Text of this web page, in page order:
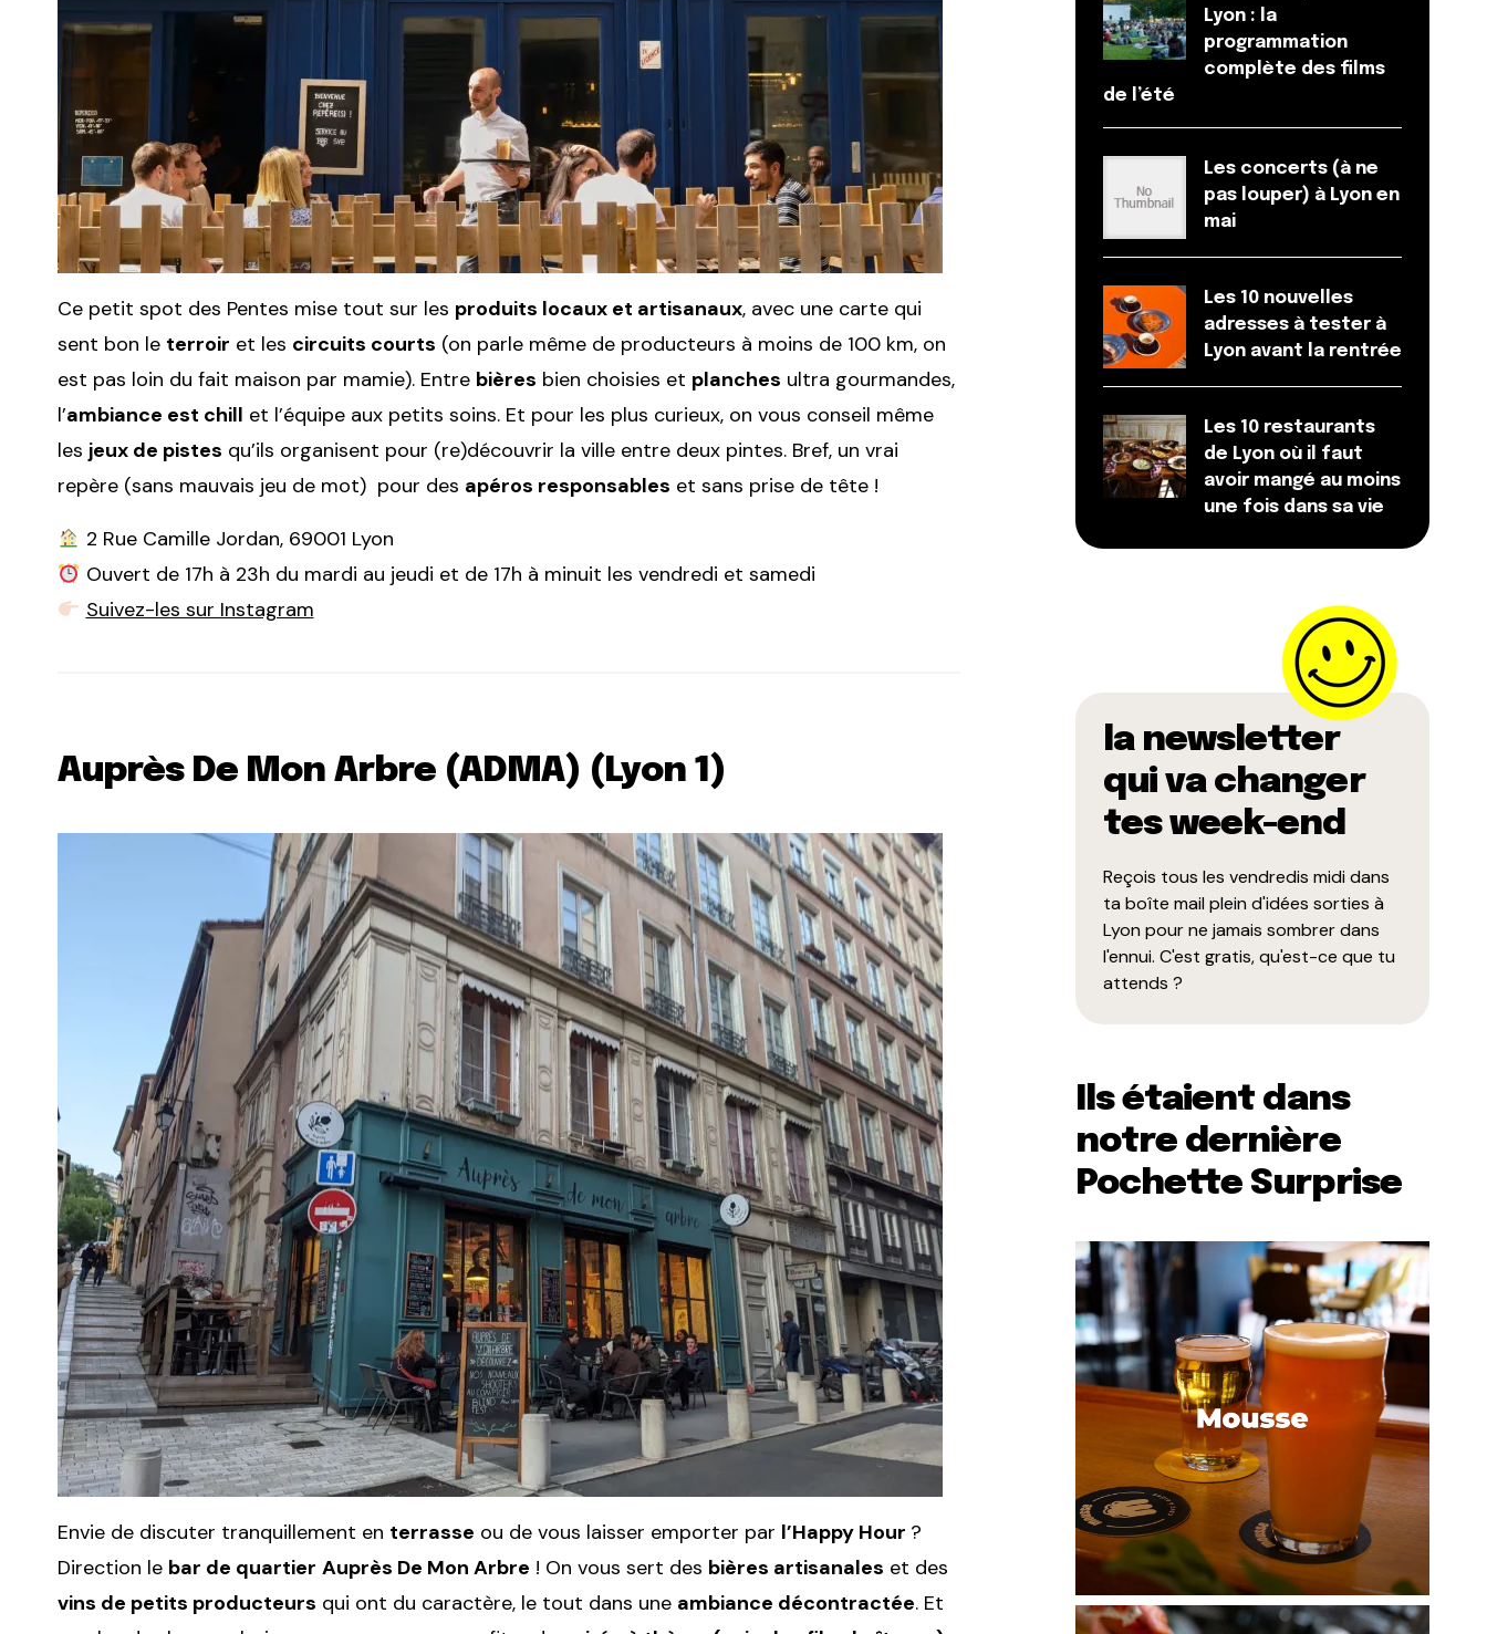
Ce petit spot des Pentes mise tout sur les produits locaux et artisanaux, avec une carte qui
sent bon le terroir et les circuits courts (on parle même de producteurs à moins de 100 km, on
est pas loin du fait maison par mamie). Entre bières bien choisies et planches ultra gourmandes,
l’ambiance est chill et l’équipe aux petits soins. Et pour les plus curieux, on vous conseil même
les jeux de pistes qu’ils organisent pour (re)découvrir la ville entre deux pintes. Bref, un vrai
repère (sans mauvais jeu de mot) pour des apéros responsables et sans prise de tête !
2 Rue Camille Jordan, 69001 Lyon
Ouvert de 17h à 23h du mardi au jeudi et de 17h à minuit les vendredi et samedi
Suivez-les sur Instagram
Auprès De Mon Arbre (ADMA) (Lyon 1)
Envie de discuter tranquillement en terrasse ou de vous laisser emporter par l’Happy Hour ?
Direction le bar de quartier Auprès De Mon Arbre ! On vous sert des bières artisanales et des
vins de petits producteurs qui ont du caractère, le tout dans une ambiance décontractée. Et
Lyon : la
programmation
complète des films
de l’été
Les concerts (à ne
pas louper) à Lyon en
mai
Les 10 nouvelles
adresses à tester à
Lyon avant la rentrée
Les 10 restaurants
de Lyon où il faut
avoir mangé au moins
une fois dans sa vie
la newsletter
qui va changer
tes week-end
Reçois tous les vendredis midi dans
ta boîte mail plein d'idées sorties à
Lyon pour ne jamais sombrer dans
l'ennui. C'est gratis, qu'est-ce que tu
attends ?
Ils étaient dans
notre dernière
Pochette Surprise